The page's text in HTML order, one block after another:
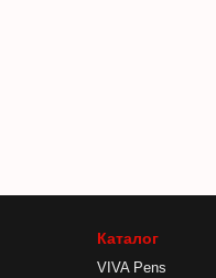
Каталог
VIVA Pens